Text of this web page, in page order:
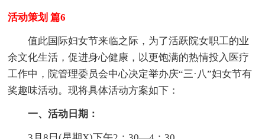
活动策划 篇6
值此国际妇女节来临之际，为了活跃院女职工的业
余文化生活，促进身心健康，以更饱满的热情投入医疗
工作中，院管理委员会中心决定举办庆“三·八”妇女节有
奖趣味活动。现将具体活动方案如下：
一、活动日期：